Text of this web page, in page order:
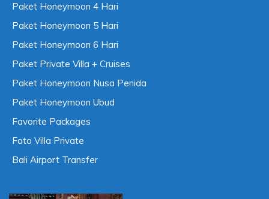
Paket Honeymoon 4 Hari
Paket Honeymoon 5 Hari
Paket Honeymoon 6 Hari
Paket Private Villa + Cruises
Paket Honeymoon Nusa Penida
Paket Honeymoon Ubud
Favorite Packages
Foto Villa Private
Bali Airport Transfer